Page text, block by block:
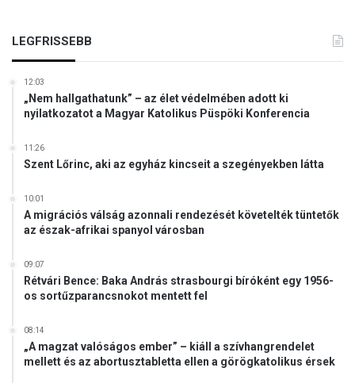
LEGFRISSEBB
12:03
„Nem hallgathatunk” – az élet védelmében adott ki
nyilatkozatot a Magyar Katolikus Püspöki Konferencia
11:26
Szent Lőrinc, aki az egyház kincseit a szegényekben látta
10:01
A migrációs válság azonnali rendezését követelték tüntetők
az észak-afrikai spanyol városban
09:07
Rétvári Bence: Baka András strasbourgi bíróként egy 1956-
os sortűzparancsnokot mentett fel
08:14
„A magzat valóságos ember” – kiáll a szívhangrendelet
mellett és az abortusztabletta ellen a görögkatolikus érsek